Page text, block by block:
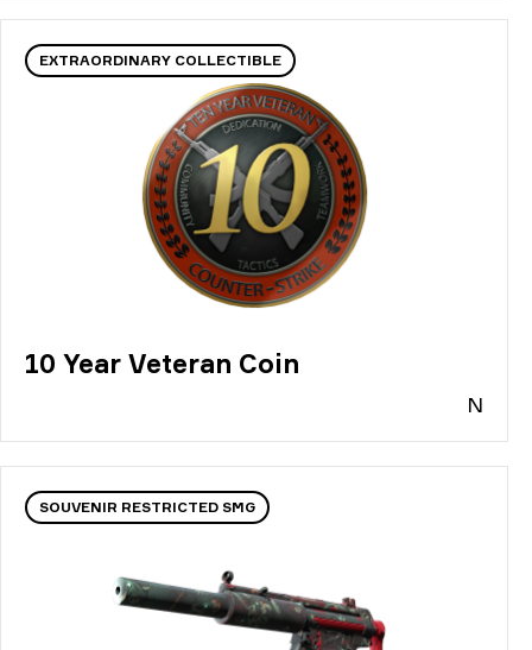
EXTRAORDINARY COLLECTIBLE
10 Year Veteran Coin
N
SOUVENIR RESTRICTED SMG